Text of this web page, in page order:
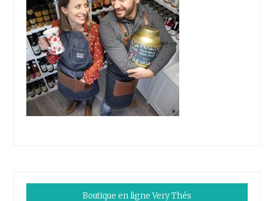
Boutique en ligne Very Thés